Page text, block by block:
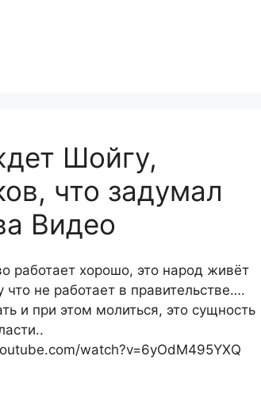
Шойгу,
что задумал
Видео
работает хорошо, это народ живёт
что не работает в правительстве….
и при этом молиться, это сущность
watch?v=6yOdM495YXQ